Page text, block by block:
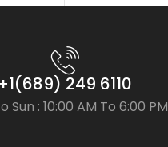
+1(689) 249 6110
Sun : 10:00 AM To 6:00 PM